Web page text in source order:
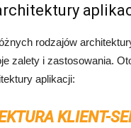
rodzajów
zalety i zastosowania.
aplikacji:
KLIENT-